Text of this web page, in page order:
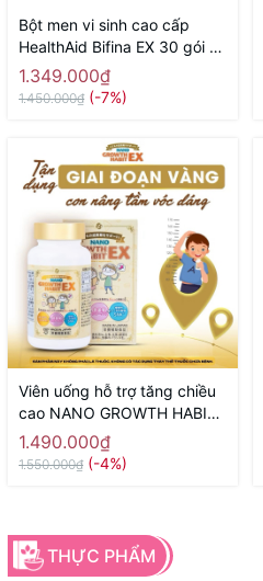
Bột men vi sinh cao cấp
HealthAid Bifina EX 30 gói -
Hàng Nhật chính hãng
1.349.000₫
1.450.000₫ (-7%)
Viên uống hỗ trợ tăng chiều
cao NANO GROWTH HABIT
EX NICHIEI BUSSAN 120
viên ( 60 ngày) - Hàng Nhật
1.490.000₫
1.550.000₫ (-4%)
THỰC PHẨM